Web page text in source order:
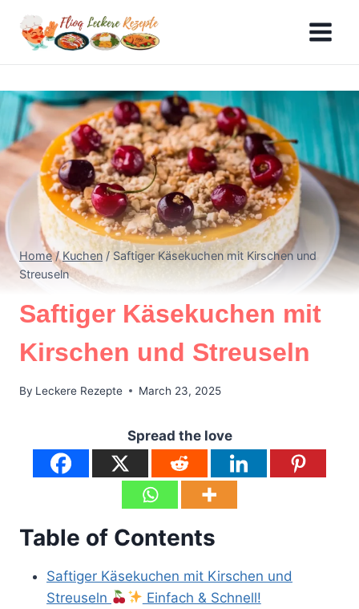
content
Home / Kuchen / Saftiger Käsekuchen mit Kirschen und
Streuseln
Saftiger Käsekuchen mit
Kirschen und Streuseln
By Leckere Rezepte March 23, 2025
Spread the love
Table of Contents
Saftiger Käsekuchen mit Kirschen und
Streuseln
Einfach & Schnell!